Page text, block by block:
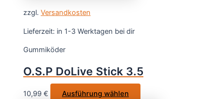
können
auf
zzgl. Versandkosten
Lieferzeit: in 1-3 Werktagen bei dir
Gummiköder
O.S.P DoLive Stick 3.5
10,99 € Ausführung wählen